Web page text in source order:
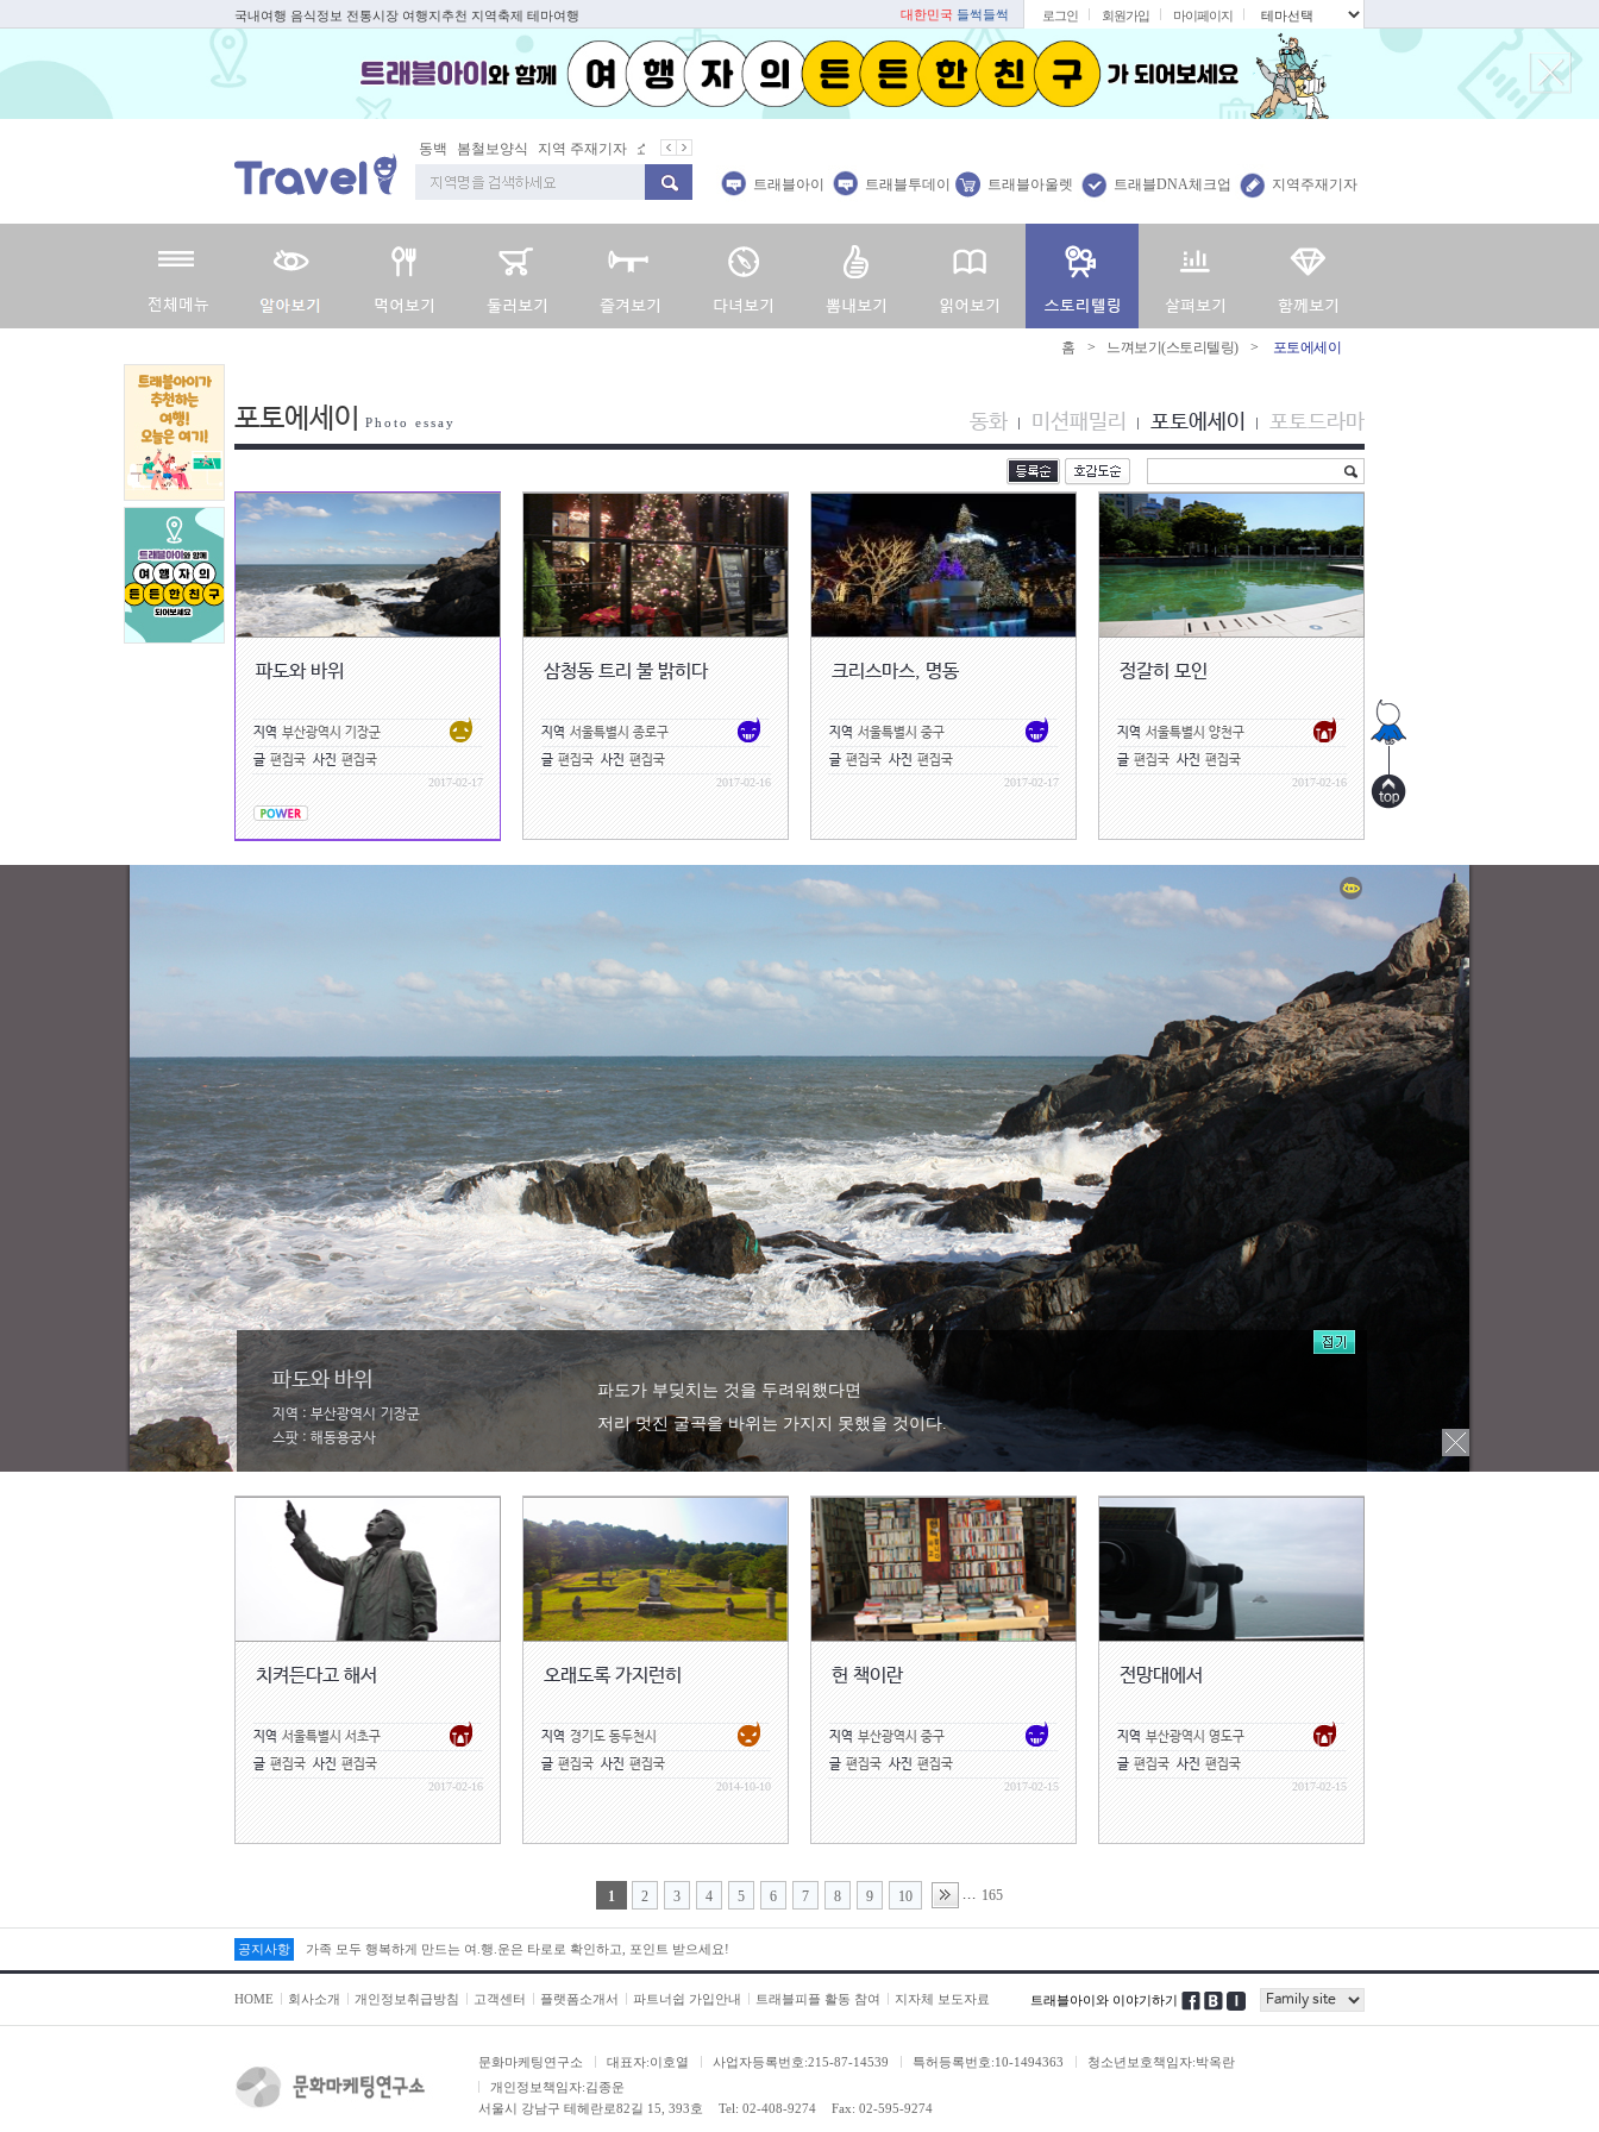
국내여행 음식정보 전통시장 여행지추천 지역축제 테마여행 대한민국 들썩들썩 로그인 회원가입 마이페이지
동백 봄철보양식 지역 주재기자 쇼 미 더 트래블아이
트래블아이 트래블투데이 트래블아울렛 트래블DNA체크업 지역주재기자
홈 > 느껴보기(스토리텔링) > 포토에세이
포토에세이 Photo essay 동화 미션패밀리 포토에세이 포토드라마
파도와 바위
지역 부산광역시 기장군
글 편집국 사진 편집국
2017-02-17
지역 : 부산광역시 기장군
스팟 : 해동용궁사
파도와 바위
파도가 부딪치는 것을 두려워했다면
저리 멋진 굴곡을 바위는 가지지 못했을 것이다.
삼청동 트리 불 밝히다
지역 서울특별시 종로구
글 편집국 사진 편집국
2017-02-16
크리스마스, 명동
지역 서울특별시 중구
글 편집국 사진 편집국
2017-02-17
정갈히 모인
지역 서울특별시 양천구
글 편집국 사진 편집국
2017-02-16
치켜든다고 해서
지역 서울특별시 서초구
글 편집국 사진 편집국
2017-02-16
오래도록 가지런히
지역 경기도 동두천시
글 편집국 사진 편집국
2014-10-10
헌 책이란
지역 부산광역시 중구
글 편집국 사진 편집국
2017-02-15
전망대에서
지역 부산광역시 영도구
글 편집국 사진 편집국
2017-02-15
1 2 3 4 5 6 7 8 9 10 ... 165
공지사항 가족 모두 행복하게 만드는 여.행.운은 타로로 확인하고, 포인트 받으세요!
HOME 회사소개 개인정보취급방침 고객센터 플랫폼소개서 파트너쉽 가입안내 트래블피플 활동 참여 지자체 보도자료 트래블아이와 이야기하기
문화마케팅연구소 대표자:이호열 사업자등록번호:215-87-14539 특허등록번호:10-1494363
청소년보호책임자:박옥란
개인정보책임자:김종운
서울시 강남구 테헤란로82길 15, 393호
Tel: 02-408-9274 Fax: 02-595-9274